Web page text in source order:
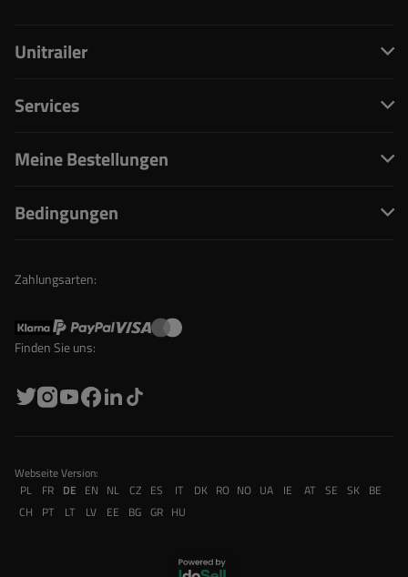
Unitrailer
Services
Meine Bestellungen
Bedingungen
Zahlungsarten:
Finden Sie uns:
Webseite Version:
PL
FR DE EN NL CZ ES IT DK RO NO UA IE AT SE SK BE
CH
PT LT LV EE BG GR HU